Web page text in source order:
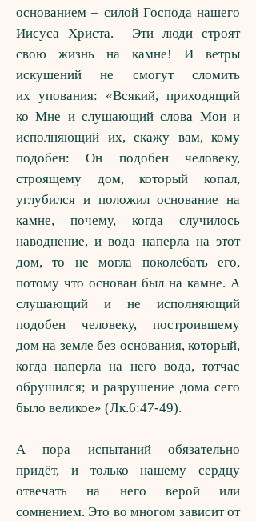
основанием – силой Господа нашего
Иисуса Христа. Эти люди строят
свою жизнь на камне! И ветры
искушений не смогут сломить
их упования: «Всякий, приходящий
ко Мне и слушающий слова Мои и
исполняющий их, скажу вам, кому
подобен: Он подобен человеку,
строящему дом, который копал,
углубился и положил основание на
камне, почему, когда случилось
наводнение, и вода наперла на этот
дом, то не могла поколебать его,
потому что основан был на камне. А
слушающий и не исполняющий
подобен человеку, построившему
дом на земле без основания, который,
когда наперла на него вода, тотчас
обрушился; и разрушение дома сего
было великое» (Лк.6:47-49).
А пора испытаний обязательно
придёт, и только нашему сердцу
отвечать на него верой или
сомнением. Это во многом зависит от